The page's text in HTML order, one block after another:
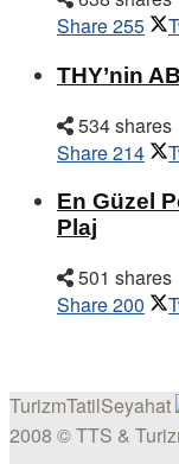
Share255
THY’nin
534 shares
Share214
En Güzel
Plaj
501 shares
Share200
TurizmTatilSeyahat
2008 © TTS &